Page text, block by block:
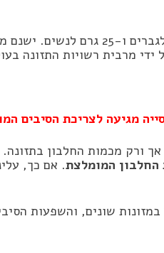
צריכת הסיבים היומית המומלצת לאוכלוסייה
מרבית רשויות התזונה
מגיעה לצריכת הסיבים
ורק מכמות החלבון
. אם כך,
שונים, והשפעות